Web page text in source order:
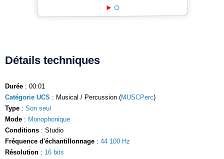
Détails techniques
Durée : 00:01
Catégorie UCS : Musical / Percussion (MUSCPerc)
Type : Son seul
Mode : Monophonique
Conditions : Studio
Fréquence d'échantillonnage : 44 100 Hz
Résolution : 16 bits